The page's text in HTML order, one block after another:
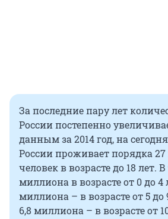
За последние пару лет
России постепенно
данным за 2014 год, на
России проживает порядка
человек в возрасте до 18 лет.
миллиона в возрасте от 0 до 4
миллиона – в возрасте от 5 до
6,8 миллиона – в возрасте от